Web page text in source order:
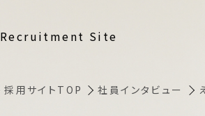
Recruitment Site
採用サイトTOP 社員インタビュー